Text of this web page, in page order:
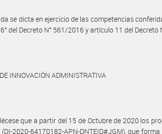
se dicta en ejercicio de las competencias
del Decreto N° 561/2016 y artículo 11 del Decreto
INNOVACIÓN ADMINISTRATIVA
que a partir del 15 de Octubre de 2020 los
2020-64170182-APN-DNTEID#JGM), que